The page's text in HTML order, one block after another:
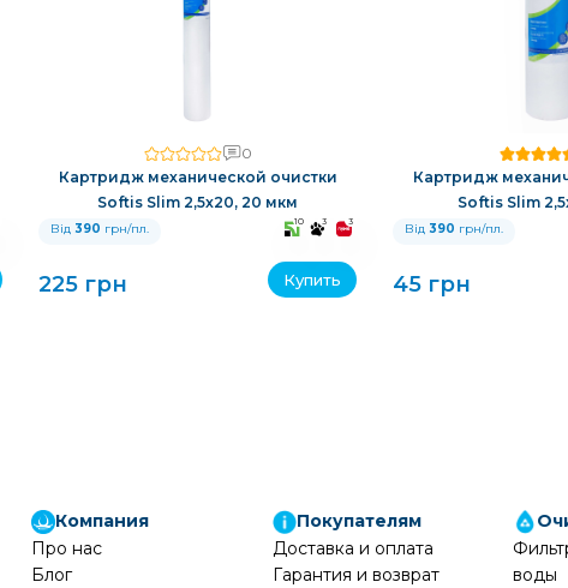
0
Картридж механической очистки
Softis Slim 2,5x20, 20 мкм
Від 390 грн/пл. 10 3 3
225 грн Купить
Картридж
Softis Slim
Від 390 грн/пл.
45 грн
Компания
Про нас
Блог
Покупателям
Доставка и оплата
Гарантия и возврат
воды